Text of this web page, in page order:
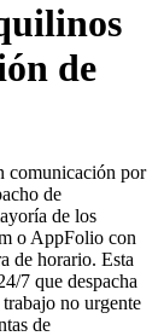
de
comunicación por
de
de los
o AppFolio con
de horario. Esta
7 que despacha
no urgente
de